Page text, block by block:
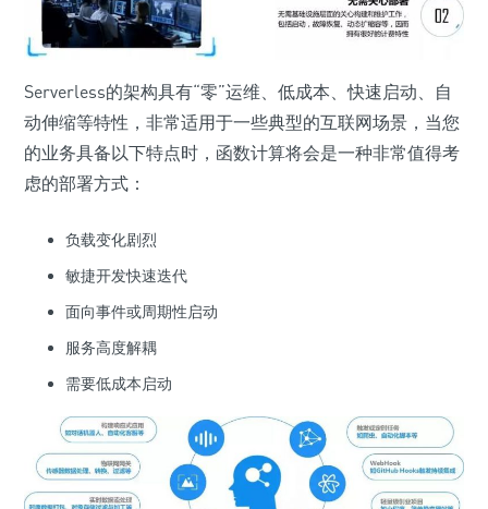
Serverless的架构具有“零”运维、低成本、快速启动、自
动伸缩等特性，非常适用于一些典型的互联网场景，当您
的业务具备以下特点时，函数计算将会是一种非常值得考
虑的部署方式：
负载变化剧烈
敏捷开发快速迭代
面向事件或周期性启动
服务高度解耦
需要低成本启动